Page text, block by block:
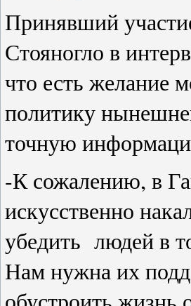
Принявший
Стояногло в
что есть желание
политику
точную
-К сожалению, в
искусственно
убедить людей в
Нам нужна их